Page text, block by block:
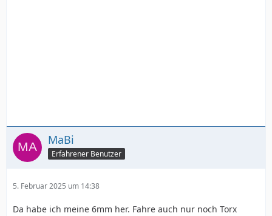
MaBi
Erfahrener Benutzer
5. Februar 2025 um 14:38
Da habe ich meine 6mm her. Fahre auch nur noch Torx